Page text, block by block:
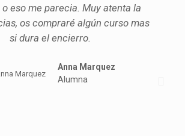
eso me parecia. Muy atenta la
os compraré algún curso mas
si dura el encierro.
Anna Marquez
Alumna